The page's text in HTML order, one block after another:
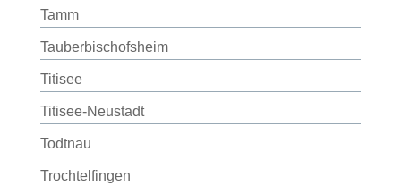
Tamm
Tauberbischofsheim
Titisee
Titisee-Neustadt
Todtnau
Trochtelfingen